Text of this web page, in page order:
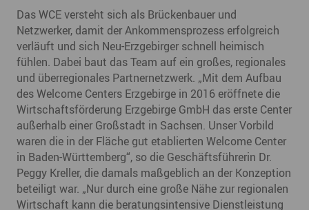
Das WCE versteht sich als Brückenbauer und
Netzwerker, damit der Ankommensprozess erfolgreich
verläuft und sich Neu-Erzgebirger schnell heimisch
fühlen. Dabei baut das Team auf ein großes, regionales
und überregionales Partnernetzwerk. „Mit dem Aufbau
des Welcome Centers Erzgebirge in 2016 eröffnete die
Wirtschaftsförderung Erzgebirge GmbH das erste Center
außerhalb einer Großstadt in Sachsen. Unser Vorbild
waren die in der Fläche gut etablierten Welcome Center
in Baden-Württemberg“, so die Geschäftsführerin Dr.
Peggy Kreller, die damals maßgeblich an der Konzeption
beteiligt war. „Nur durch eine große Nähe zur regionalen
Wirtschaft kann die beratungsintensive Dienstleistung